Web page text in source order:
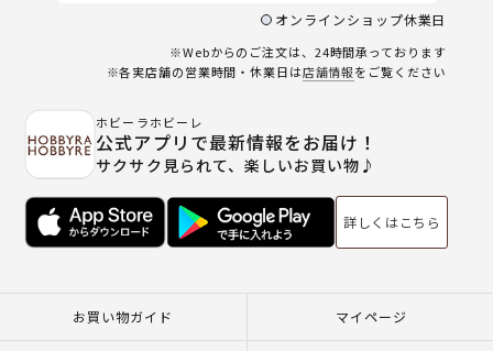
オンラインショップ休業日
※Webからのご注文は、24時間承っております
※各実店舗の営業時間・休業日は店舗情報をご覧ください
ホビーラホビーレ
公式アプリで最新情報をお届け！
サクサク見られて、楽しいお買い物♪
詳しくはこちら
お買い物ガイド マイページ